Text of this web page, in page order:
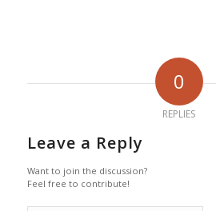
0
REPLIES
Leave a Reply
Want to join the discussion?
Feel free to contribute!